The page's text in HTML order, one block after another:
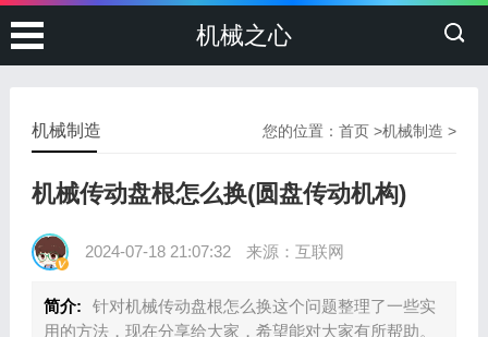
机械之心
您的位置：首页 >机械制造 >
机械制造
机械传动盘根怎么换(圆盘传动机构)
2024-07-18 21:07:32 来源：互联网
简介:
针对机械传动盘根怎么换这个问题整理了一些实
用的方法，现在分享给大家，希望能对大家有所帮助。